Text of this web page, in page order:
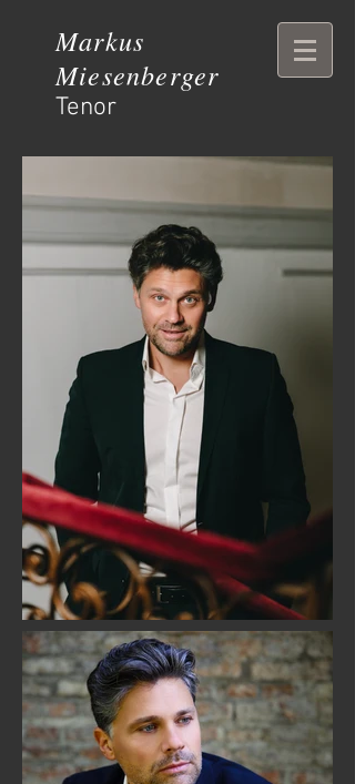
Markus
Miesenberger
Tenor